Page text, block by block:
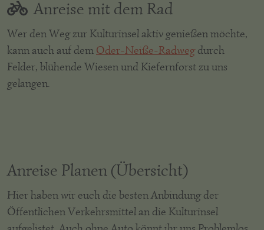
Anreise mit dem Rad
Wer den Weg zur Kulturinsel aktiv genießen möchte,
kann auch auf dem Oder-Neiße-Radwegdurch
Felder, blühende Wiesen und Kiefernforst zu uns
gelangen.
Anreise Planen (Übersicht)
Hier haben wir euch die besten Anbindung der
Öffentlichen Verkehrsmittel an die Kulturinsel